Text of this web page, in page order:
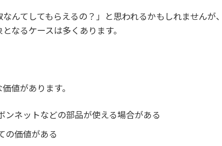
んてしてもらえるの？」と思われるかもしれませんが、
なるケースは多くあります。
値があります。
ンネットなどの部品が使える場合がある
の価値がある